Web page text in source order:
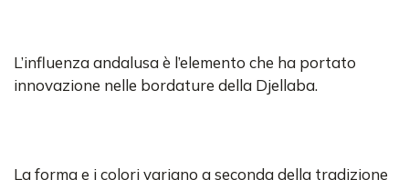
L’influenza andalusa è l’elemento che ha portato
innovazione nelle bordature della Djellaba.
La forma e i colori variano a seconda della tradizione